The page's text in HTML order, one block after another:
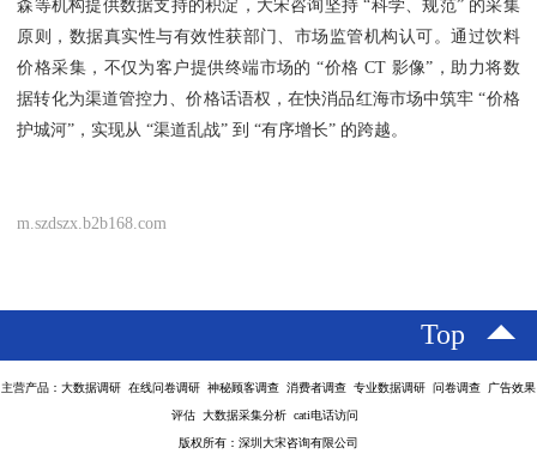
森等机构提供数据支持的积淀，大宋咨询坚持 “科学、规范” 的采集
原则，数据真实性与有效性获部门、市场监管机构认可。通过饮料
价格采集，不仅为客户提供终端市场的 “价格 CT 影像”，助力将数
据转化为渠道管控力、价格话语权，在快消品红海市场中筑牢 “价格
护城河”，实现从 “渠道乱战” 到 “有序增长” 的跨越。
m.szdszx.b2b168.com
Top
主营产品：大数据调研 在线问卷调研 神秘顾客调查 消费者调查 专业数据调研 问卷调查 广告效果
评估 大数据采集分析 cati电话访问
版权所有：深圳大宋咨询有限公司